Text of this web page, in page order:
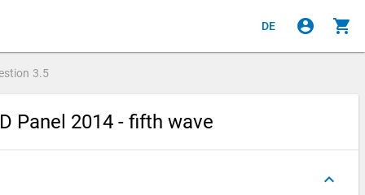
DE account_circle shopping_cart
3.5
Panel 2014 - fifth wave
keyboard_arrow_up